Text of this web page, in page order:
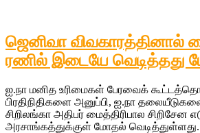
ஜெனிவா விவகாரத்தினால்
ரணில் இடையே வெடித்தது
ஐ.நா மனித உரிமைகள் பேரவைக்
பிரதிநிதிகளை அனுப்பி, ஐ.நா
சிறிலங்கா அதிபர் மைத்திரிபால சிறிசேன
அரசாங்கத்துக்குள் மோதல் வெடித்துள்ளது.